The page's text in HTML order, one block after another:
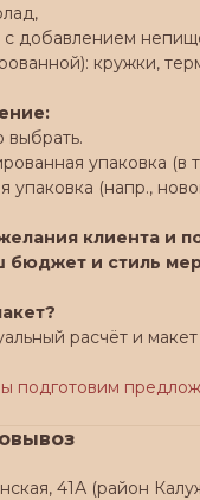
добавлением
кружки,
выбрать.
упаковка (в
упаковка (напр.,
клиента и
бюджет и стиль
расчёт и
подготовим
41А (район